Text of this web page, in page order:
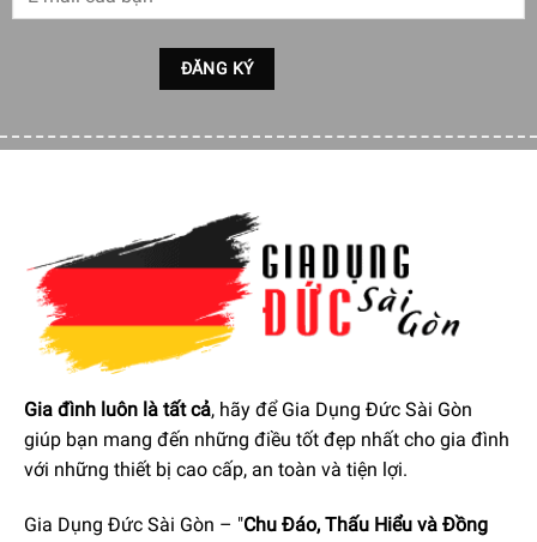
Chỉ cần sử dụng ứng dụng Home Connect để cho máy rửa
chén của bạn biết mức độ hài lòng của bạn với thời lượng
chương trình cũng như kết quả làm sạch và sấy khô. Máy
rửa chén Siemens iQ700 SX87Y801BE sẽ điều chỉnh các
cài đặt cho phù hợp và tạo ra một chương trình thích ứng
riêng bao gồm thông tin về lượng nước và năng lượng tiêu
Gia đình luôn là tất cả, hãy để Gia Dụng Đức Sài Gòn
giúp bạn mang đến những điều tốt đẹp nhất cho gia đình
với những thiết bị cao cấp, an toàn và tiện lợi.
Gia Dụng Đức Sài Gòn – "Chu Đáo, Thấu Hiểu và Đồng